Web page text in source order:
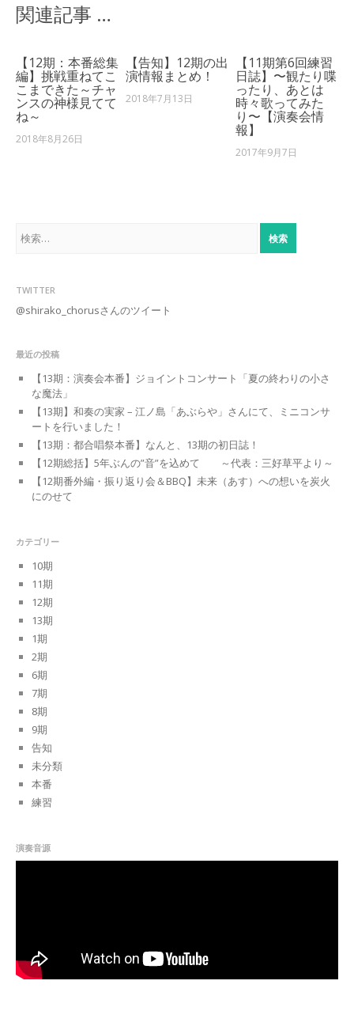
関連記事 …
【12期：本番総集
編】挑戦重ねてこ
こまできた～チャ
ンスの神様見てて
ね～
2018年8月26日
【告知】12期の出
演情報まとめ！
2018年7月13日
【11期第6回練習
日誌】〜観たり喋
ったり、あとは
時々歌ってみた
り〜【演奏会情
報】
2017年9月7日
索:
TWITTER
@shirako_chorusさんのツイート
最近の投稿
【13期：演奏会本番】ジョイントコンサート「夏の終わりの小さ
な魔法」
【13期】和奏の実家 – 江ノ島「あぶらや」さんにて、ミニコンサ
ートを行いました！
【13期：都合唱祭本番】なんと、13期の初日誌！
【12期総括】5年ぶんの”音”を込めて ～代表：三好草平より～
【12期番外編・振り返り会＆BBQ】未来（あす）への想いを炭火
にのせて
カテゴリー
10期
11期
12期
13期
1期
2期
6期
7期
8期
9期
告知
未分類
本番
練習
演奏音源